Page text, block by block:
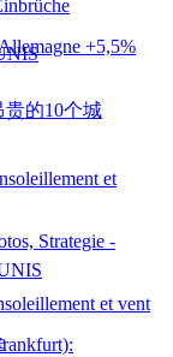
+5,5%
et
et vent